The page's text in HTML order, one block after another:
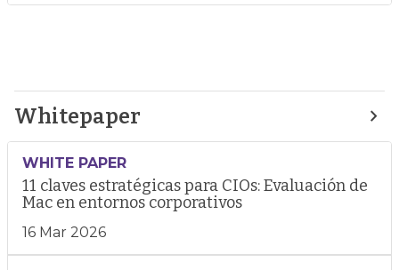
Whitepaper
WHITE PAPER
11 claves estratégicas para CIOs: Evaluación de
Mac en entornos corporativos
16 Mar 2026